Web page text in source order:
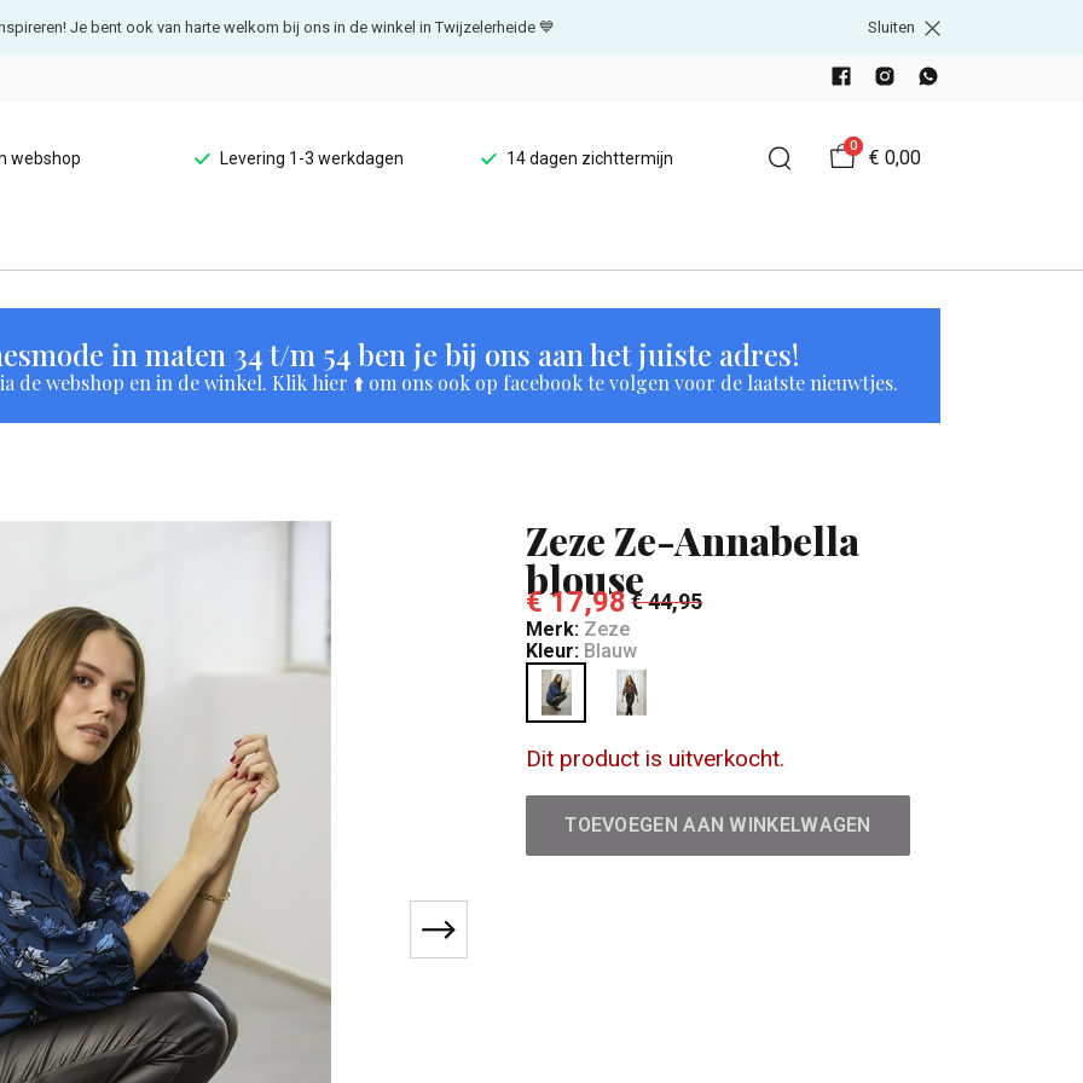
Je bent ook van harte welkom bij ons in de winkel in Twijzelerheide 💙 Sluiten
webshop Levering 1-3 werkdagen 14 dagen zichttermijn
0
€ 0,00
in maten 34 t/m 54 ben je bij ons aan het juiste adres!
de webshop en in de winkel. Klik hier ⬆️ om ons ook op facebook te volgen voor de laatste nieuwtjes.
Zeze Ze-Annabella
blouse
€ 17,98€ 44,95
Merk: Zeze
Kleur: Blauw
Dit product is uitverkocht.
TOEVOEGEN AAN WINKELWAGEN